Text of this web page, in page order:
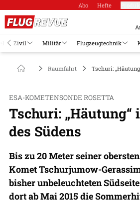
Abo Hefte
Zivil Militär Flugzeugtechnik
Raumfahrt Tschuri:
ESA-KOMETENSONDE ROSETTA
Tschuri: „Häutung“
des Südens
Bis zu 20 Meter seiner
Komet Tschurjumow-
bisher unbeleuchteten
dort ab Mai 2015 die